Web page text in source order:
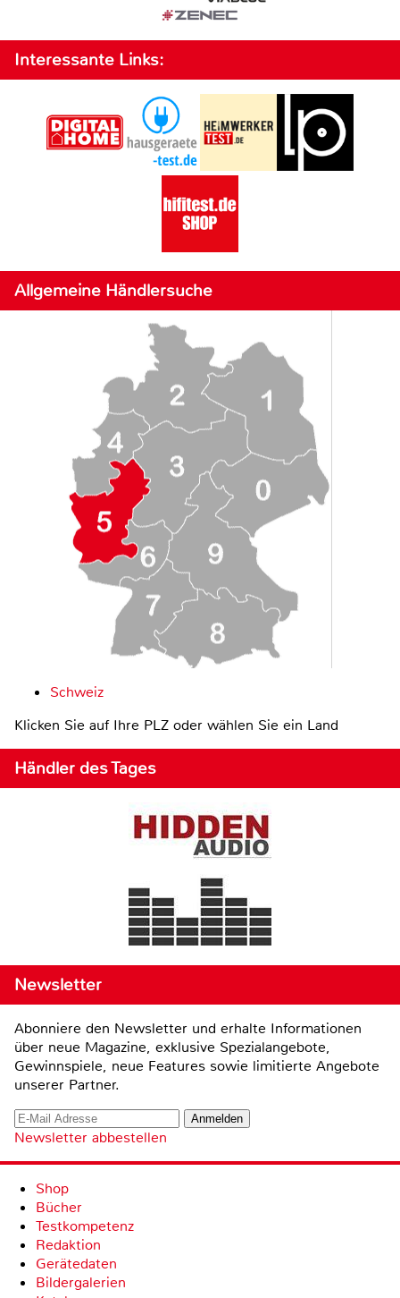
Interessante Links:
Allgemeine Händlersuche
Schweiz
Klicken Sie auf Ihre PLZ oder wählen Sie ein Land
Händler des Tages
Newsletter
Abonniere den Newsletter und erhalte Informationen
über neue Magazine, exklusive Spezialangebote,
Gewinnspiele, neue Features sowie limitierte Angebote
unserer Partner.
Newsletter abbestellen
Shop
Bücher
Testkompetenz
Redaktion
Gerätedaten
Bildergalerien